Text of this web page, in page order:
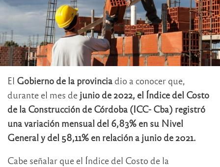
El Gobierno de la provincia dio a conocer que,
durante el mes de junio de 2022, el Índice del Costo
de la Construcción de Córdoba (ICC- Cba) registró
una variación mensual del 6,83% en su Nivel
General y del 58,11% en relación a junio de 2021.
Cabe señalar que el Índice del Costo de la